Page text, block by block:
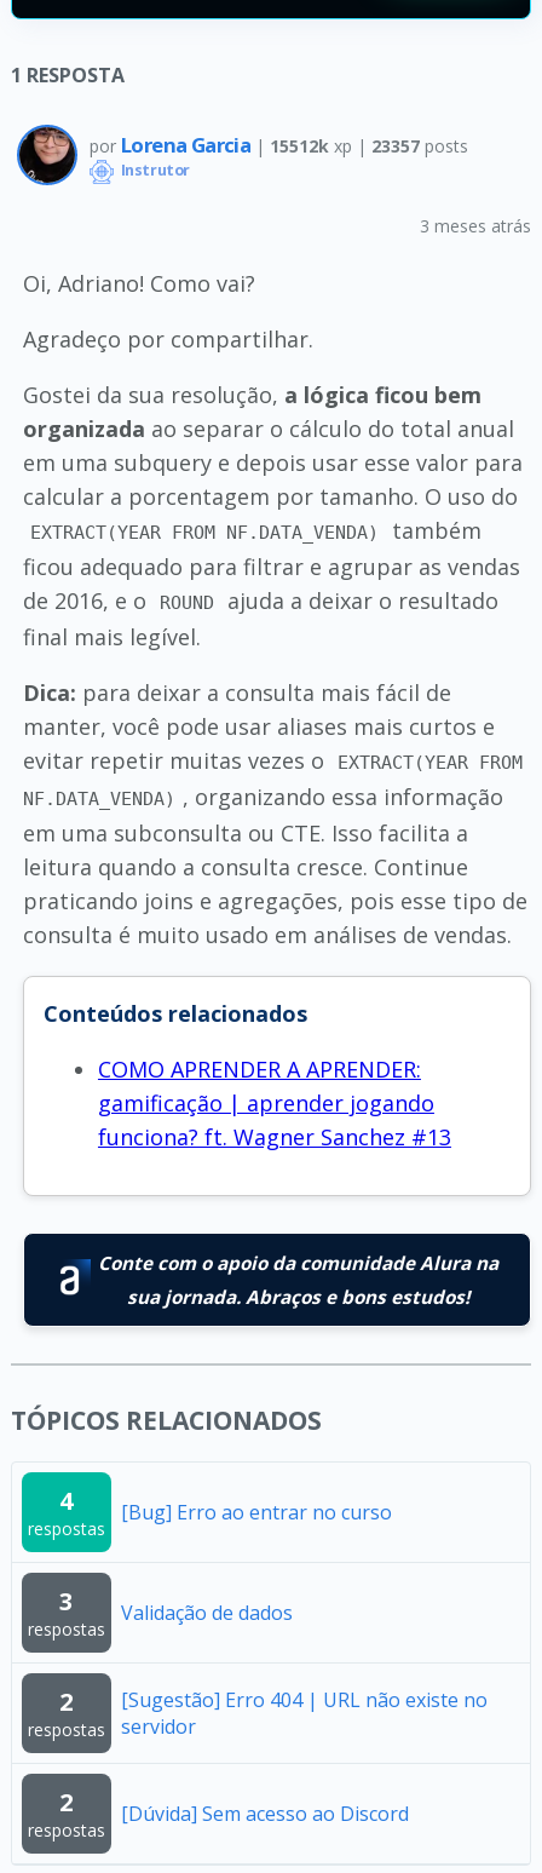
1 RESPOSTA
por Lorena Garcia | 15512k xp | 23357posts
Instrutor
3 meses atrás
Oi, Adriano! Como vai?
Agradeço por compartilhar.
Gostei da sua resolução, a lógica ficou bem
organizada ao separar o cálculo do total anual
em uma subquery e depois usar esse valor para
calcular a porcentagem por tamanho. O uso do
EXTRACT(YEAR FROM NF.DATA_VENDA)
também
ficou adequado para filtrar e agrupar as vendas
de 2016, e o
ROUND
ajuda a deixar o resultado
final mais legível.
Dica: para deixar a consulta mais fácil de
manter, você pode usar aliases mais curtos e
evitar repetir muitas vezes o
EXTRACT(YEAR FROM
NF.DATA_VENDA) , organizando essa informação
em uma subconsulta ou CTE. Isso facilita a
leitura quando a consulta cresce. Continue
praticando joins e agregações, pois esse tipo de
consulta é muito usado em análises de vendas.
Conteúdos relacionados
COMO APRENDER A APRENDER:
gamificação | aprender jogando
funciona? ft. Wagner Sanchez #13
Conte com o apoio da comunidade Alura na
sua jornada. Abraços e bons estudos!
TÓPICOS RELACIONADOS
4
respostas
[Bug] Erro ao entrar no curso
3
respostas
Validação de dados
2
respostas
[Sugestão] Erro 404 | URL não existe no
servidor
2
respostas
[Dúvida] Sem acesso ao Discord